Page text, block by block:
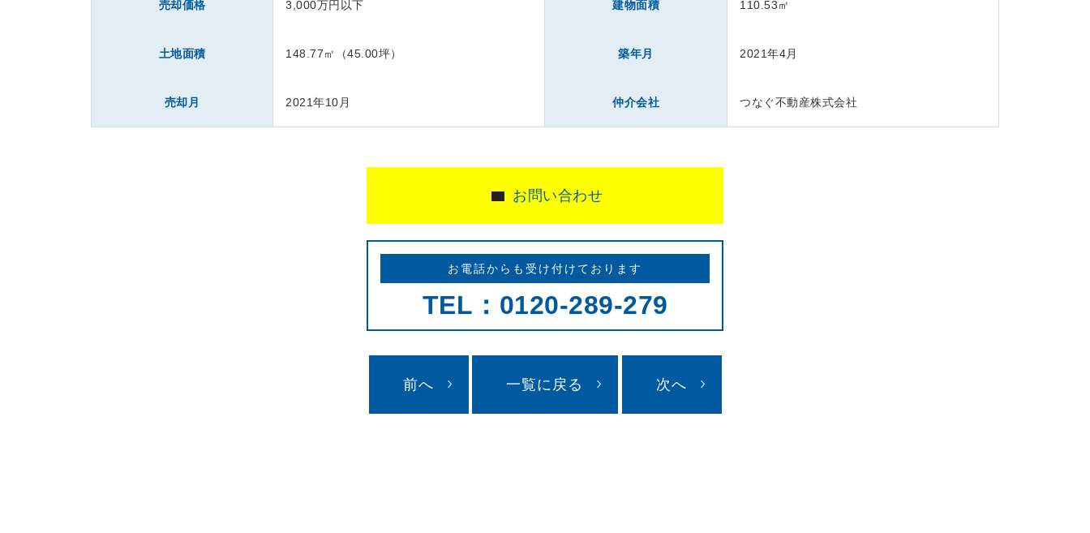
売却価格 3,000万円以下 建物面積 110.53㎡
土地面積 148.77㎡（45.00坪） 築年月 2021年4月
売却月 2021年10月 仲介会社 つなぐ不動産株式会社
お問い合わせ
お電話からも受け付けております
TEL：0120-289-279
前へ 一覧に戻る 次へ